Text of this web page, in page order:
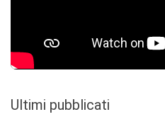
Ultimi pubblicati